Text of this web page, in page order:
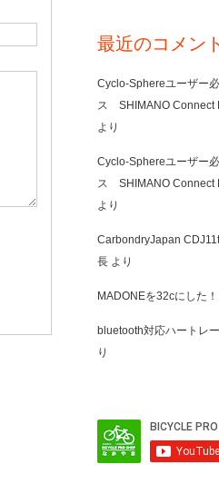
最近のコメント
Cyclo-Sphereユーザー
ス SHIMANO Connect
より
Cyclo-Sphereユーザー
ス SHIMANO Connect
より
CarbondryJapan
長 より
MADONEを32cにした！
bluetooth対応ハートレ
り